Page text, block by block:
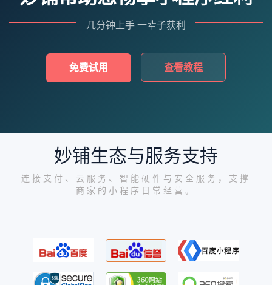
几分钟上手 一辈子获利
免费试用 查看教程
妙铺生态与服务支持
连接支付、云服务、智能硬件与安全服务，支撑
商家的小程序日常经营。